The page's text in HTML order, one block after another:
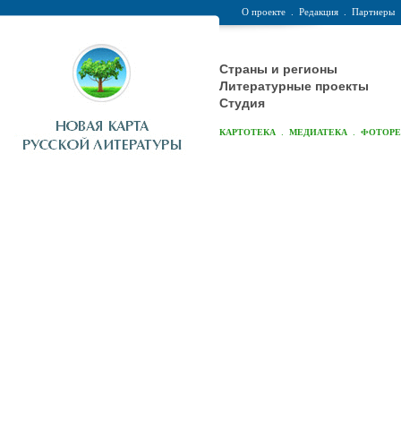
О проекте Редакция Партнеры
Страны и регионы
Литературные проекты
Студия
КАРТОТЕКА МЕДИАТЕКА